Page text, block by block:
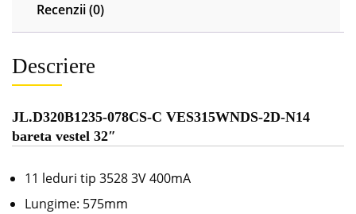
Recenzii (0)
Descriere
JL.D320B1235-078CS-C VES315WNDS-2D-N14
bareta vestel 32″
11 leduri tip 3528 3V 400mA
Lungime: 575mm